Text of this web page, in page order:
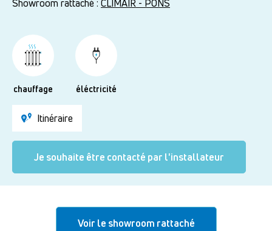
Showroom rattaché : CLIMAIR - PONS
chauffage éléctricité
Itinéraire
Je souhaite être contacté par l'installateur
Voir le showroom rattaché